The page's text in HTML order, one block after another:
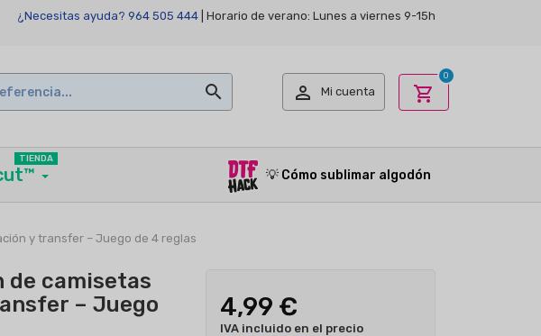
¿Necesitas ayuda? 964 505 444 | Horario de verano: Lunes a viernes 9-15h
  Mi cuenta shopping_cart
0
TIENDA
💡 Cómo sublimar algodón
y transfer – Juego de 4 reglas
de camisetas
– Juego
4,99 €
IVA incluido en el precio